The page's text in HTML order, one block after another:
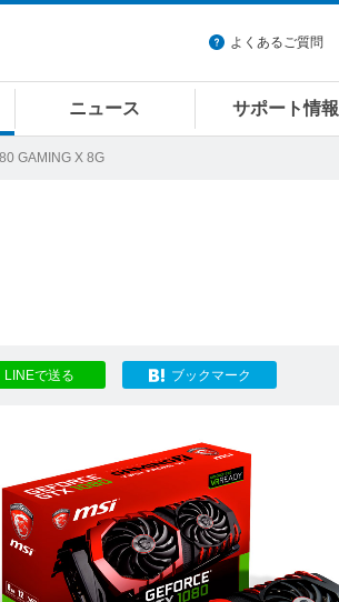
よくあるご質問
ニュース サポート情報
GAMING X 8G
LINEで送る ブックマーク